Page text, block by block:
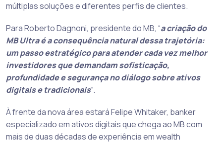
múltiplas soluções e diferentes perfis de clientes.
Para Roberto Dagnoni, presidente do MB, “a criação do
MB Ultra é a consequência natural dessa trajetória:
um passo estratégico para atender cada vez melhor
investidores que demandam sofisticação,
profundidade e segurança no diálogo sobre ativos
digitais e tradicionais“.
À frente da nova área estará Felipe Whitaker, banker
especializado em ativos digitais que chega ao MB com
mais de duas décadas de experiência em wealth